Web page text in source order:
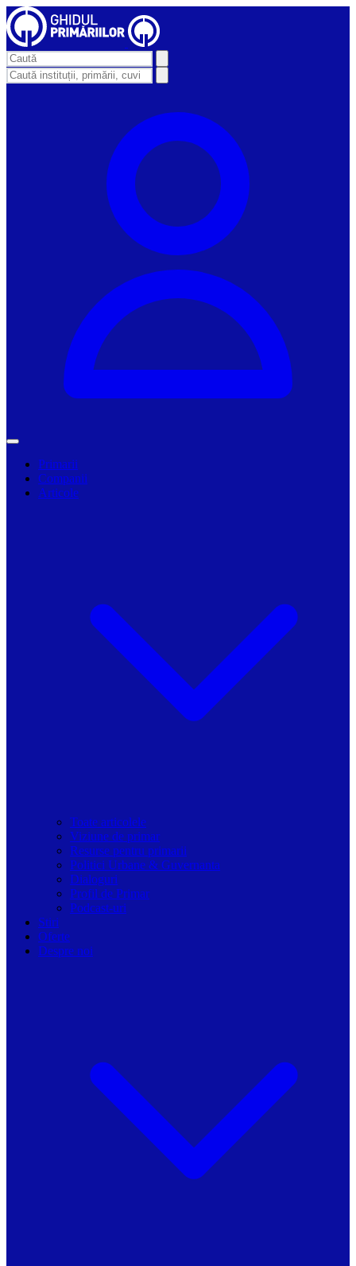
Primarii
Companii
Articole
Toate articolele
Viziune de primar
Resurse pentru primarii
Politici Urbane & Guvernanta
Dialoguri
Profil de Primar
Podcast-uri
Stiri
Oferte
Despre noi